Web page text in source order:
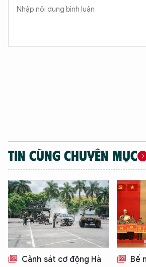
TIN CÙNG CHUYÊN MỤC
Cảnh sát cơ động Hà
Bế
An Ninh Thủ Đô nhé. Tôi sẵn